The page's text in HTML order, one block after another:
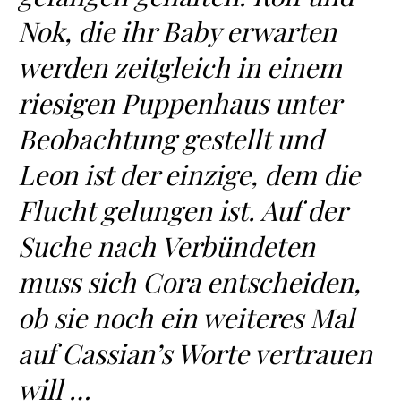
Nok, die ihr Baby erwarten
werden zeitgleich in einem
riesigen Puppenhaus unter
Beobachtung gestellt und
Leon ist der einzige, dem die
Flucht gelungen ist. Auf der
Suche nach Verbündeten
muss sich Cora entscheiden,
ob sie noch ein weiteres Mal
auf Cassian’s Worte vertrauen
will …